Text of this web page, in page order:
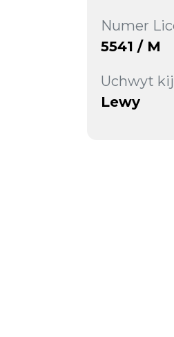
Numer
5541 / M
Uchwyt
Lewy